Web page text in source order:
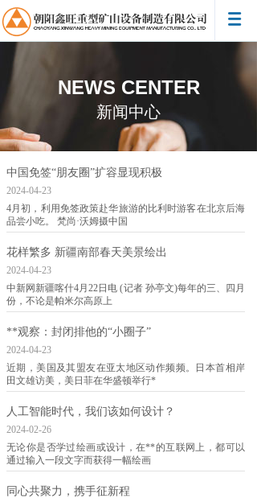
新闻中心
NEWS CENTER
中国免签“朋友圈”扩容显现积极
2024-04-23
4月初，利用免签政策赴华旅游的比利时游客在北京后海
品尝小吃。 梵尚·沃姆摄中国
花样繁多 新疆南部春天美景绘出
2024-04-23
中新网新疆喀什4月22日电 (记者 孙亭文)每年的三、四月
份，不论是帕米尔高原上
**观察：封闭排他的“小圈子”
2024-04-23
近期，美国及其盟友在亚太地区动作频频。日本首相岸
田文雄访美，美日菲在华盛顿举行*
人工智能时代，我们该如何设计？
2024-02-26
无论你是否学过绘画或设计，在**的互联网上，都可以
通过输入一段文字而获得一幅绘画
同心共聚力，携手征新程